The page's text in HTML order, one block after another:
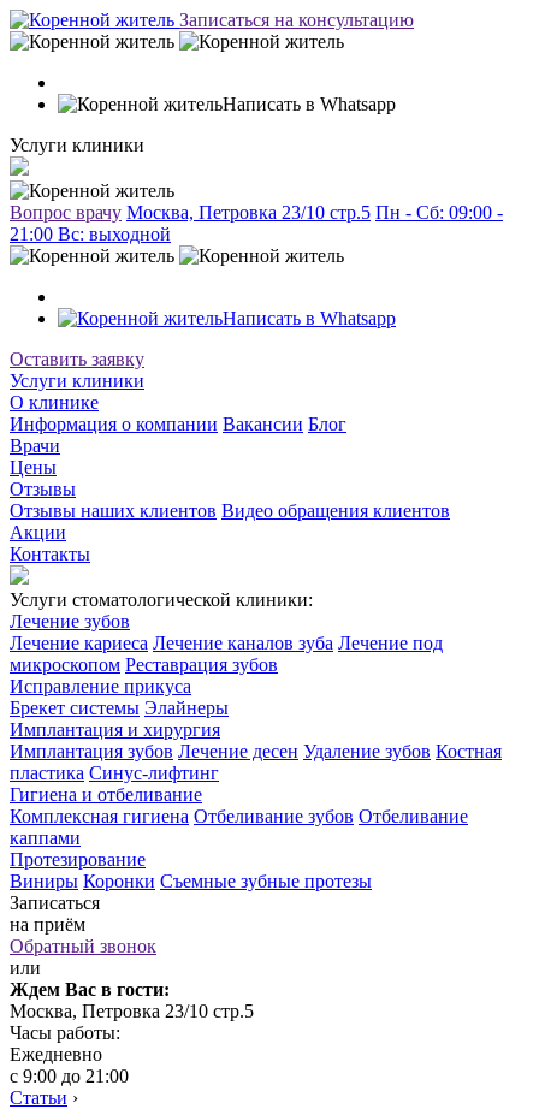
Записаться на консультацию
Написать в Whatsapp
Услуги клиники
Вопрос врачу Москва, Петровка 23/10 стр.5 Пн - Сб: 09:00 -
21:00 Вc: выходной
Написать в Whatsapp
Оставить заявку
Услуги клиники
О клинике
Информация о компании Вакансии Блог
Врачи
Цены
Отзывы
Отзывы наших клиентов Видео обращения клиентов
Акции
Контакты
Услуги стоматологической клиники:
Лечение зубов
Лечение кариеса Лечение каналов зуба Лечение под
микроскопом Реставрация зубов
Исправление прикуса
Брекет системы Элайнеры
Имплантация и хирургия
Имплантация зубов Лечение десен Удаление зубов Костная
пластика Синус-лифтинг
Гигиена и отбеливание
Комплексная гигиена Отбеливание зубов Отбеливание
каппами
Протезирование
Виниры Коронки Съемные зубные протезы
Записаться
на приём
Обратный звонок
или
Ждем Вас в гости:
Москва, Петровка 23/10 стр.5
Часы работы:
Ежедневно
с 9:00 до 21:00
Статьи ›